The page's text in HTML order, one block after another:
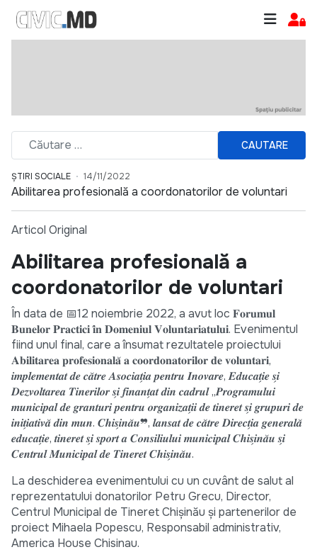
CAUTARE
ȘTIRI SOCIALE 14/11/2022
Abilitarea profesională a coordonatorilor de voluntari
Articol Original
Abilitarea profesională a
coordonatorilor de voluntari
În data de 📅12 noiembrie 2022, a avut loc 𝐅𝐨𝐫𝐮𝐦𝐮𝐥
𝐁𝐮𝐧𝐞𝐥𝐨𝐫 𝐏𝐫𝐚𝐜𝐭𝐢𝐜𝐢 𝐢̂𝐧 𝐃𝐨𝐦𝐞𝐧𝐢𝐮𝐥 𝐕𝐨𝐥𝐮𝐧𝐭𝐚𝐫𝐢𝐚𝐭𝐮𝐥𝐮𝐢. Evenimentul
fiind unul final, care a însumat rezultatele proiectului
𝐀𝐛𝐢𝐥𝐢𝐭𝐚𝐫𝐞𝐚 𝐩𝐫𝐨𝐟𝐞𝐬𝐢𝐨𝐧𝐚𝐥𝐚̆ 𝐚 𝐜𝐨𝐨𝐫𝐝𝐨𝐧𝐚𝐭𝐨𝐫𝐢𝐥𝐨𝐫 𝐝𝐞 𝐯𝐨𝐥𝐮𝐧𝐭𝐚𝐫𝐢,
𝒊𝒎𝒑𝒍𝒆𝒎𝒆𝒏𝒕𝒂𝒕 𝒅𝒆 𝒄𝒂̆𝒕𝒓𝒆 𝑨𝒔𝒐𝒄𝒊𝒂𝒕̗𝒊𝒂 𝒑𝒆𝒏𝒕𝒓𝒖 𝑰𝒏𝒐𝒗𝒂𝒓𝒆, 𝑬𝒅𝒖𝒄𝒂𝒕̗𝒊𝒆 𝒔̗𝒊
𝑫𝒆𝒛𝒗𝒐𝒍𝒕𝒂𝒓𝒆𝒂 𝑻𝒊𝒏𝒆𝒓𝒊𝒍𝒐𝒓 𝒔̗𝒊 𝒇𝒊𝒏𝒂𝒏𝒕̗𝒂𝒕 𝒅𝒊𝒏 𝒄𝒂𝒅𝒓𝒖𝒍 „𝑷𝒓𝒐𝒈𝒓𝒂𝒎𝒖𝒍𝒖𝒊
𝒎𝒖𝒏𝒊𝒄𝒊𝒑𝒂𝒍 𝒅𝒆 𝒈𝒓𝒂𝒏𝒕𝒖𝒓𝒊 𝒑𝒆𝒏𝒕𝒓𝒖 𝒐𝒓𝒈𝒂𝒏𝒊𝒛𝒂𝒕̗𝒊𝒊 𝒅𝒆 𝒕𝒊𝒏𝒆𝒓𝒆𝒕 𝒔̗𝒊 𝒈𝒓𝒖𝒑𝒖𝒓𝒊 𝒅𝒆
𝒊𝒏𝒊𝒕̗𝒊𝒂𝒕𝒊𝒗𝒂̆ 𝒅𝒊𝒏 𝒎𝒖𝒏. 𝑪𝒉𝒊𝒔̗𝒊𝒏𝒂̆𝒖❞, 𝒍𝒂𝒏𝒔𝒂𝒕 𝒅𝒆 𝒄𝒂̆𝒕𝒓𝒆 𝑫𝒊𝒓𝒆𝒄𝒕̗𝒊𝒂 𝒈𝒆𝒏𝒆𝒓𝒂𝒍𝒂̆
𝒆𝒅𝒖𝒄𝒂𝒕̗𝒊𝒆, 𝒕𝒊𝒏𝒆𝒓𝒆𝒕 𝒔̗𝒊 𝒔𝒑𝒐𝒓𝒕 𝒂 𝑪𝒐𝒏𝒔𝒊𝒍𝒊𝒖𝒍𝒖𝒊 𝒎𝒖𝒏𝒊𝒄𝒊𝒑𝒂𝒍 𝑪𝒉𝒊𝒔̗𝒊𝒏𝒂̆𝒖 𝒔̗𝒊
𝑪𝒆𝒏𝒕𝒓𝒖𝒍 𝑴𝒖𝒏𝒊𝒄𝒊𝒑𝒂𝒍 𝒅𝒆 𝑻𝒊𝒏𝒆𝒓𝒆𝒕 𝑪𝒉𝒊𝒔̗𝒊𝒏𝒂̆𝒖.
La deschiderea evenimentului cu un cuvânt de salut al
reprezentatului donatorilor Petru Grecu, Director,
Centrul Municipal de Tineret Chișinău și partenerilor de
proiect Mihaela Popescu, Responsabil administrativ,
America House Chisinau.